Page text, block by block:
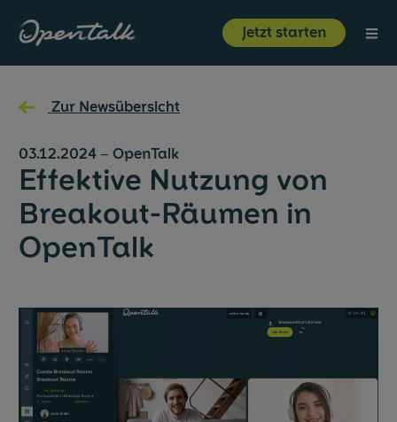
Jetzt starten ⋮
Produkt
Branchen
Ressourcen
Über uns
Jetzt starten
Unternehmen
← Zur Newsübersicht
03.12.2024 – OpenTalk
Effektive Nutzung von
Breakout-Räumen in
OpenTalk